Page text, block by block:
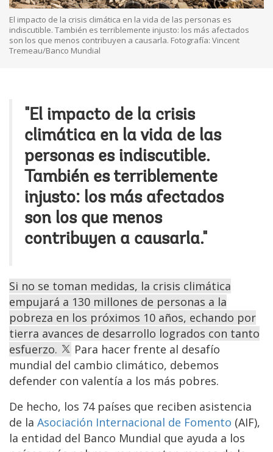
El impacto de la crisis climática en la vida de las personas es
indiscutible. También es terriblemente injusto: los más afectados
son los que menos contribuyen a causarla. Fotografía: Vincent
Tremeau/Banco Mundial
"El impacto de la crisis
climática en la vida de las
personas es indiscutible.
También es terriblemente
injusto: los más afectados
son los que menos
contribuyen a causarla."
Si no se toman medidas, la crisis climática
empujará a 130 millones de personas a la
pobreza en los próximos 10 años, echando por
tierra avances de desarrollo logrados con tanto
esfuerzo.
Para hacer frente al desafío
mundial del cambio climático, debemos
defender con valentía a los más pobres.
De hecho, los 74 países que reciben asistencia
de la Asociación Internacional de Fomento (AIF),
la entidad del Banco Mundial que ayuda a los